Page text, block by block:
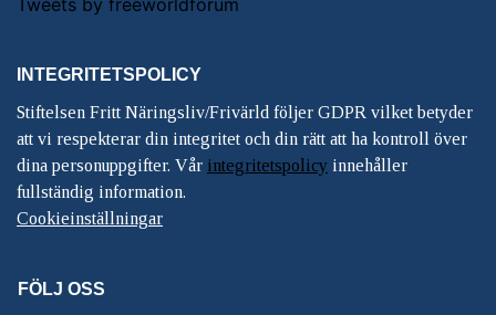
INTEGRITETSPOLICY
Stiftelsen Fritt Näringsliv/Frivärld följer GDPR vilket betyder
att vi respekterar din integritet och din rätt att ha kontroll över
dina personuppgifter. Vår integritetspolicy innehåller
fullständig information.
Cookieinställningar
FÖLJ OSS